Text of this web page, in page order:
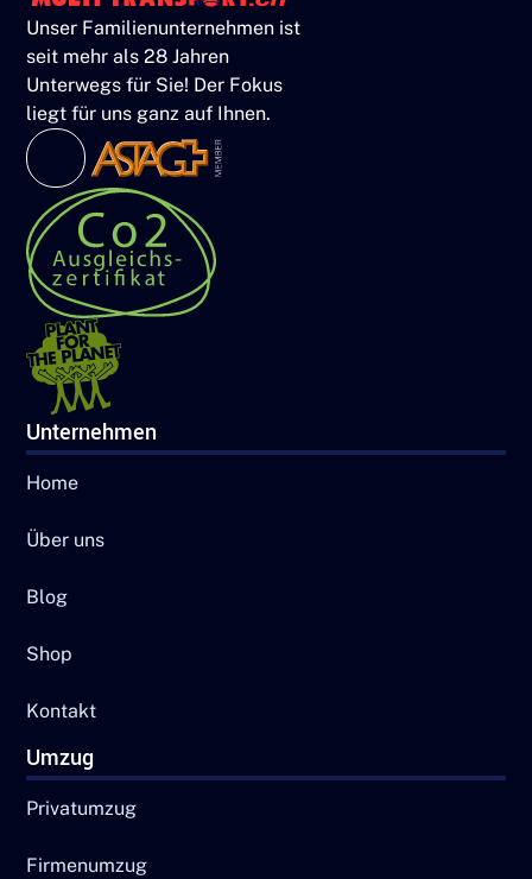
Unser Familienunternehmen ist
seit mehr als 28 Jahren
Unterwegs für Sie! Der Fokus
liegt für uns ganz auf Ihnen.
Unternehmen
Home
Über uns
Blog
Shop
Kontakt
Umzug
Privatumzug
Firmenumzug